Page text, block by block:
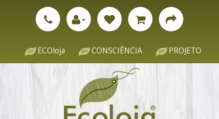
ECOloja CONSCIÊNCIA PROJETO